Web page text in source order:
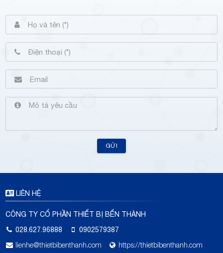
GỬI
LIÊN HỆ
CÔNG TY CỔ PHẦN THIẾT BỊ BẾN THÀNH
028.627.96888
0902579387
lienhe@thietbibenthanh.com
https://thietbibenthanh.com